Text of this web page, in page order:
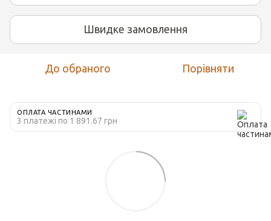
Швидке замовлення
До обраного Порівняти
ОПЛАТА ЧАСТИНАМИ
3 платежі по 1 891.67 грн